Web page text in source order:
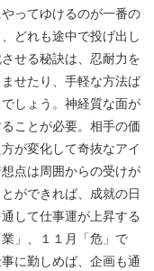
ってゆけるのが一番の
どれも途中で投げ出し
せる秘訣は、忍耐力を
せたり、手軽な方法ば
しょう。神経質な面が
ことが必要。相手の価
が変化して奇抜なアイ
点は周囲からの受けが
ができれば、成就の日
して仕事運が上昇する
」、１１月「危」で
に勤しめば、企画も通